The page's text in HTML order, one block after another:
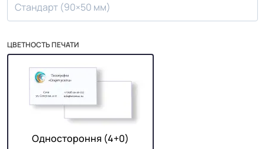
Стандарт (90×50 мм)
ЦВЕТНОСТЬ ПЕЧАТИ
Одностороння (4+0)